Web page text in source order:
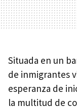
Situada en un
de inmigrantes
esperanza de
la multitud de